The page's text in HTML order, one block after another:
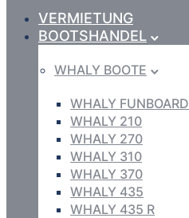
VERMIETUNG
BOOTSHANDEL
WHALY BOOTE
WHALY FUNBOARD
WHALY 210
WHALY 270
WHALY 310
WHALY 370
WHALY 435
WHALY 435 R